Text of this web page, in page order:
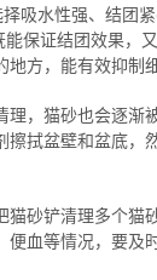
吸水性强、结团
保证结团效果，
方，能有效抑制
，猫砂也会逐渐
拭盆壁和盆底，
砂铲清理多个猫
血等情况，要及